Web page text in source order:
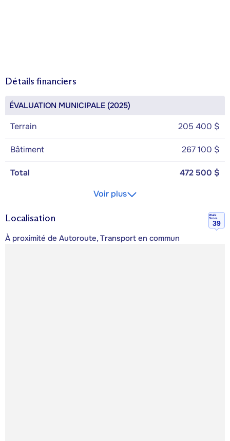
Détails financiers
ÉVALUATION MUNICIPALE (2025)
Terrain 205 400 $
Bâtiment 267 100 $
Total
472 500 $
Voir plus
Localisation
Walk
Score
39
À proximité de Autoroute, Transport en commun